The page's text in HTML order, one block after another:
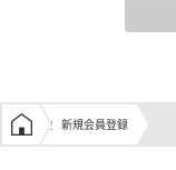
学生の窓口トップ
新規会員登録